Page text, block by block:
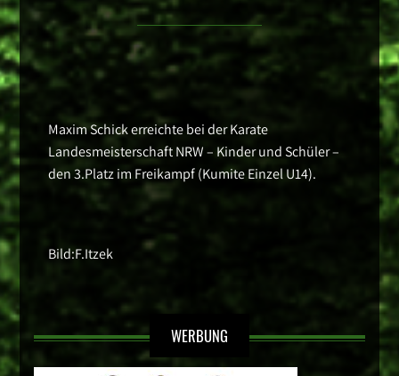
Maxim Schick erreichte bei der Karate
Landesmeisterschaft NRW – Kinder und Schüler –
den 3.Platz im Freikampf (Kumite Einzel U14).
Bild:F.Itzek
WERBUNG